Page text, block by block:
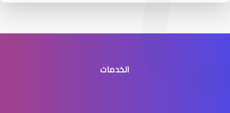
الماء الأزرق في العيون
الخدمات